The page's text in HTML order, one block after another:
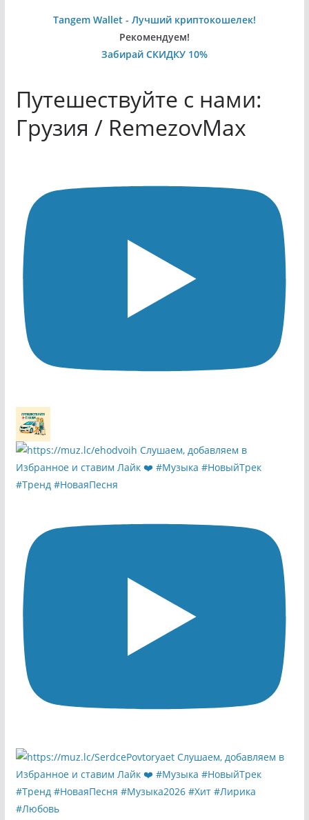
Tangem Wallet - Лучший криптокошелек!
Рекомендуем!
Забирай СКИДКУ 10%
Путешествуйте с нами:
Грузия / RemezovMax